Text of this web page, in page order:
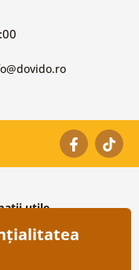
utile
noi
frecvente